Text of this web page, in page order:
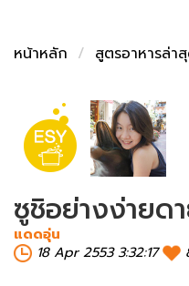
หน้าหลัก
สูตรอาหารล่า
ซูชิอย่างง่ายด
แดดอุ่น
18 Apr 2553 3:32:17